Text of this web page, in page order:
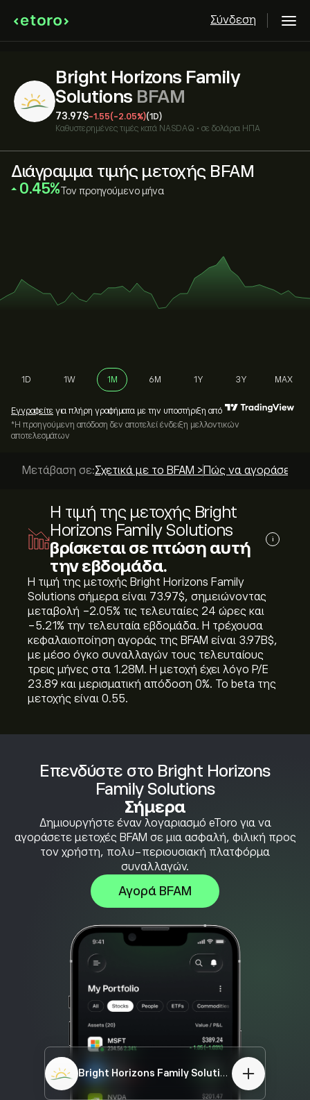
Σύνδεση
Bright Horizons Family
Solutions BFAM
73.97‎$‎-1.55(-2.05%)(1D)
Καθυστερημένες τιμές κατά NASDAQ • σε δολάρια ΗΠΑ
Επενδύστε στο Bright Horizons
Family Solutions
Σήμερα
Δημιουργήστε έναν λογαριασμό eToro για να
αγοράσετε μετοχές BFAM σε μια ασφαλή, φιλική προς
τον χρήστη, πολυ-περιουσιακή πλατφόρμα
συναλλαγών.
Αγορά BFAM
Bright Horizons Family Solutions BFAM
Διάγραμμα τιμής μετοχής BFAM
‎0.45‎ Τον προηγούμενο μήνα
1D 1W 1M 6M 1Y 3Y MAX
Εγγραφείτε για πλήρη γραφήματα με την υποστήριξη από
*Η προηγούμενη απόδοση δεν αποτελεί ένδειξη μελλοντικών
αποτελεσμάτων
Μετάβαση σε:Σχετικά με το BFAM > Πώς να αγοράσετε;
Η τιμή της μετοχής Bright
Horizons Family Solutions
βρίσκεται σε πτώση αυτή
την εβδομάδα.
i
Η τιμή της μετοχής Bright Horizons Family
Solutions σήμερα είναι 73.97‎$‎, σημειώνοντας
μεταβολή ‎-2.05‎% τις τελευταίες 24 ώρες και
‎-5.21‎% την τελευταία εβδομάδα. Η τρέχουσα
κεφαλαιοποίηση αγοράς της BFAM είναι 3.97B‎$‎,
με μέσο όγκο συναλλαγών τους τελευταίους
τρεις μήνες στα 1.28M. Η μετοχή έχει λόγο P/E
23.89 και μερισματική απόδοση 0%. Το beta της
μετοχής είναι 0.55.